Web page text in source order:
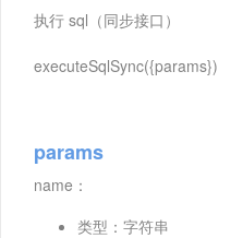
执行 sql（同步接口）
executeSqlSync({params})
params
name：
类型：字符串